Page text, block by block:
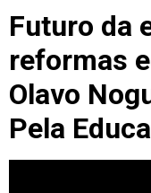
Futuro da
reformas
Olavo
Pela